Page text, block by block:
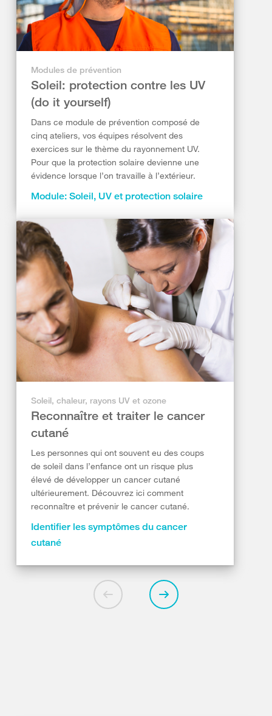
Modules de prévention
Soleil: protection contre les UV
(do it yourself)
Dans ce module de prévention composé de
cinq ateliers, vos équipes résolvent des
exercices sur le thème du rayonnement UV.
Pour que la protection solaire devienne une
évidence lorsque l’on travaille à l’extérieur.
Module: Soleil, UV et protection solaire
Soleil, chaleur, rayons UV et ozone
Reconnaître et traiter le cancer
cutané
Les personnes qui ont souvent eu des coups
de soleil dans l’enfance ont un risque plus
élevé de développer un cancer cutané
ultérieurement. Découvrez ici comment
reconnaître et prévenir le cancer cutané.
Identifier les symptômes du cancer
cutané